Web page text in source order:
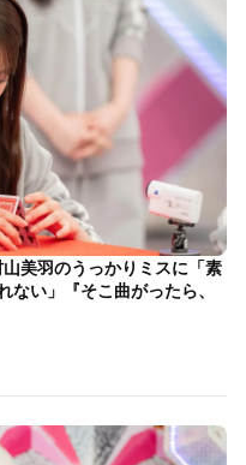
美羽のうっかりミスに「素
い」『そこ曲がったら、